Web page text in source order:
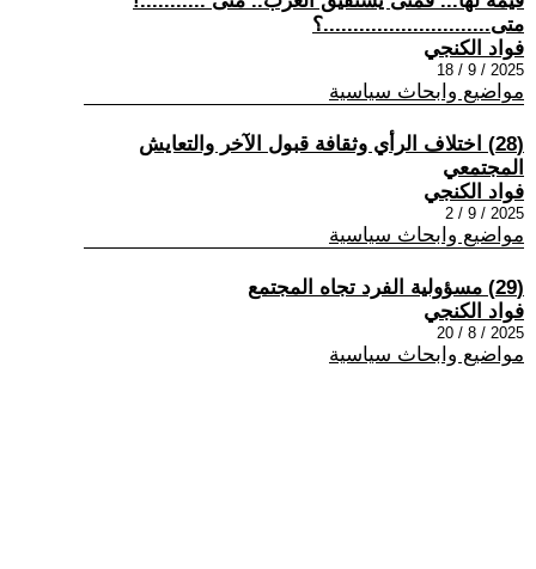
متى............................؟
فواد الكنجي
2025 / 9 / 18
مواضيع وابحاث سياسية
(28) اختلاف الرأي وثقافة قبول الآخر والتعايش
المجتمعي
فواد الكنجي
2025 / 9 / 2
مواضيع وابحاث سياسية
(29) مسؤولية الفرد تجاه المجتمع
فواد الكنجي
2025 / 8 / 20
مواضيع وابحاث سياسية